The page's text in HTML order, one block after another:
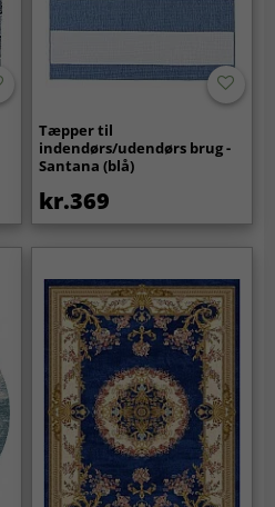
Tæpper til
indendørs/udendørs brug -
Santana (blå)
kr.369